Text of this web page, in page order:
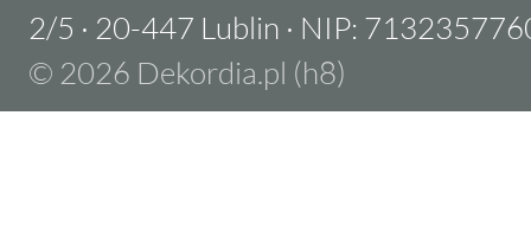
2/5 · 20-447 Lublin · NIP:
© 2026 Dekordia.pl (h8)